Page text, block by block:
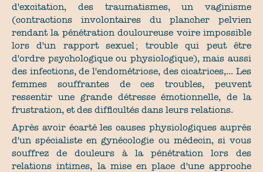
d'excitation, des traumatismes, un vaginisme
(contractions involontaires du plancher pelvien
rendant la pénétration douloureuse voire impossible
lors d'un rapport sexuel ; trouble qui peut être
d'ordre psychologique ou physiologique), mais aussi
des infections, de l'endométriose, des cicatrices,... Les
femmes souffrantes de ces troubles, peuvent
ressentir une grande détresse émotionnelle, de la
frustration, et des difficultés dans leurs relations.
Après avoir écarté les causes physiologiques auprès
d'un spécialiste en gynécologie ou médecin, si vous
souffrez de douleurs à la pénétration lors des
relations intimes, la mise en place d'une approche